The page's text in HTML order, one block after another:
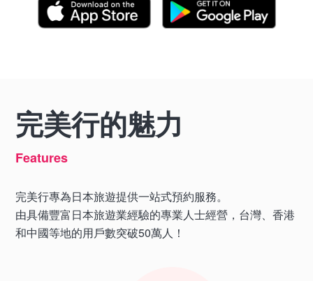
完美行的魅力
Features
完美行專為日本旅遊提供一站式預約服務。
由具備豐富日本旅遊業經驗的專業人士經營，台灣、香港
和中國等地的用戶數突破50萬人！